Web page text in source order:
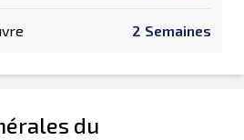
2 Semaines
du